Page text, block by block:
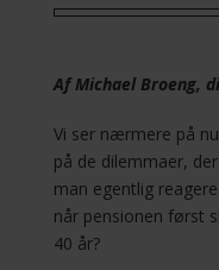
Af Michael Broeng,
Vi ser nærmere på
på de dilemmaer,
man egentlig
når pensionen først
40 år?